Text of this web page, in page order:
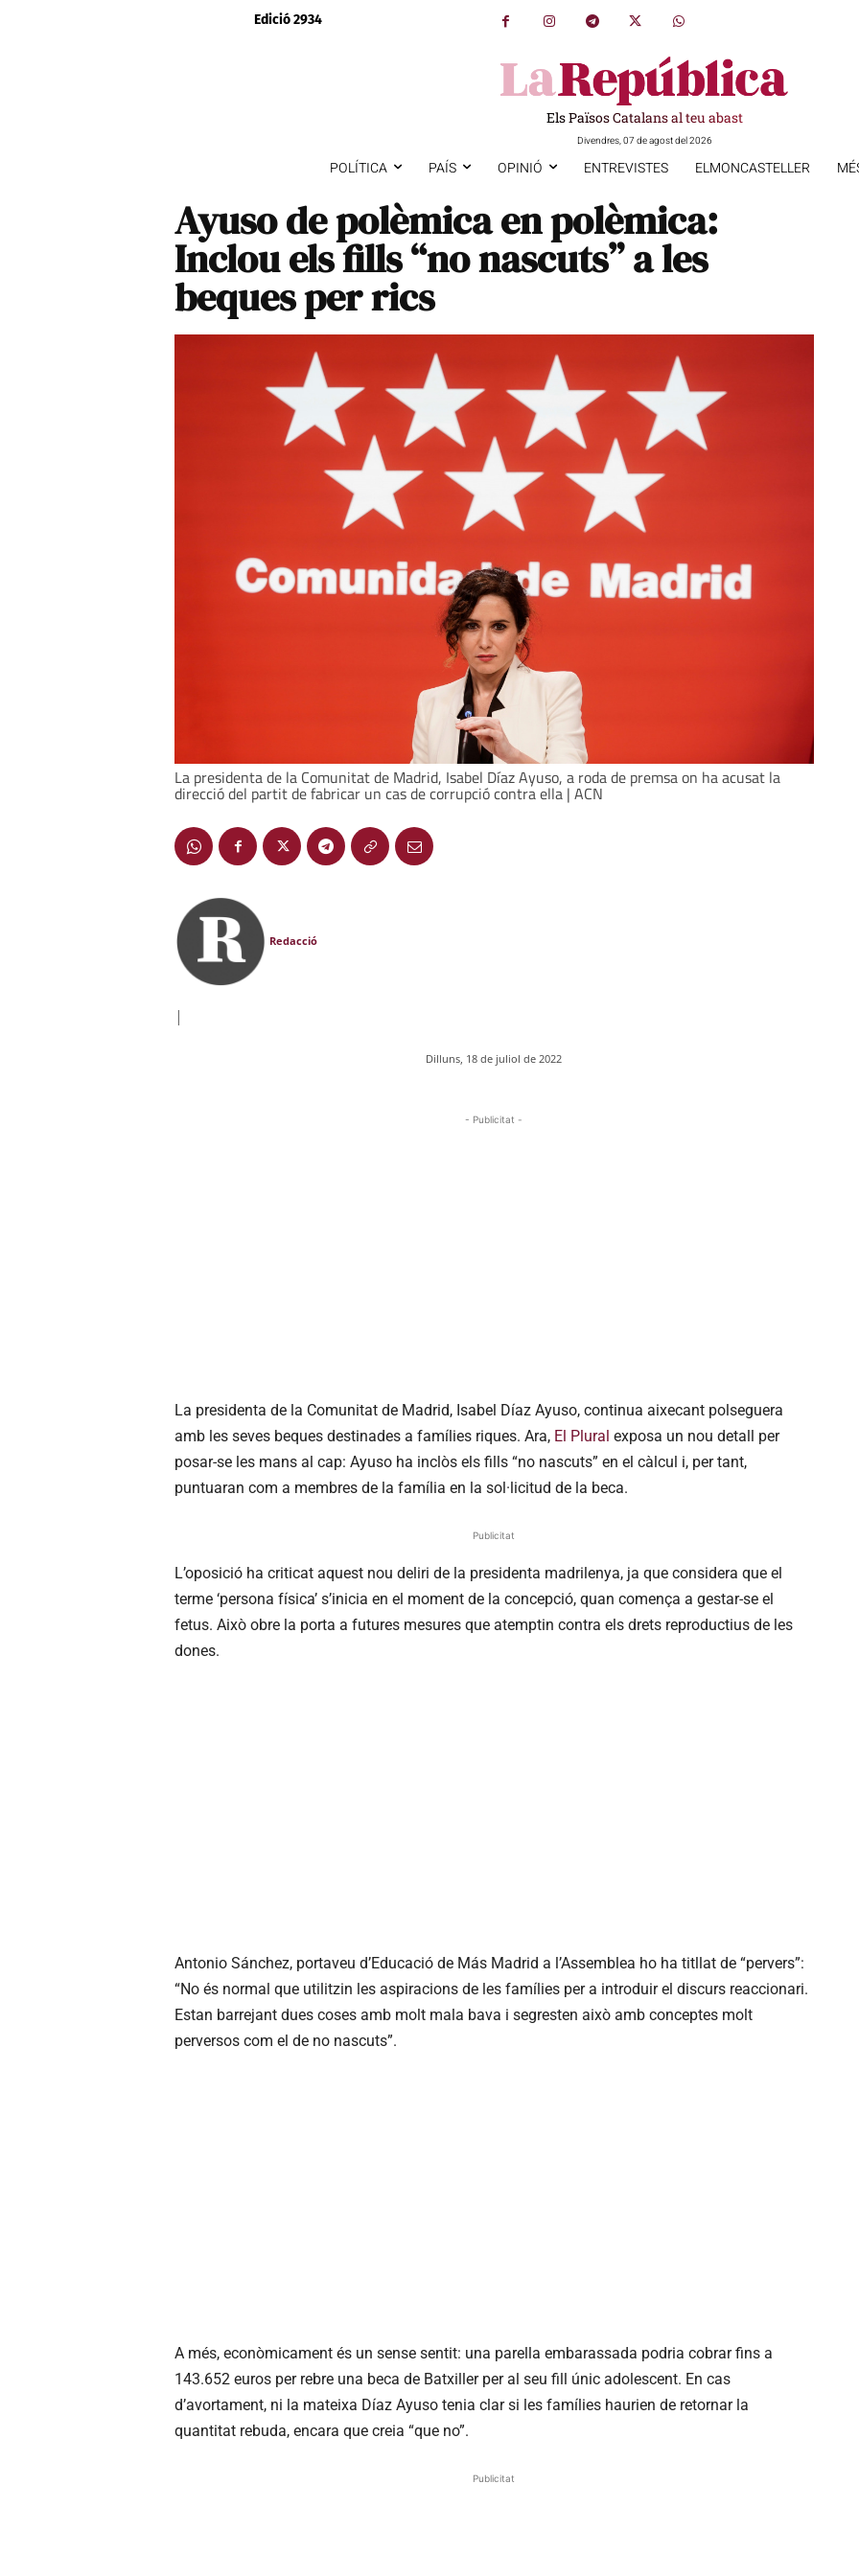
Edició 2934
Els Països Catalans al teu abast
Divendres, 07 de agost del 2026
POLÍTICA PAÍS OPINIÓ ENTREVISTES ELMONCASTELLER
Ayuso de polèmica en polèmica:
Inclou els fills “no nascuts” a les
beques per rics
La presidenta de la Comunitat de Madrid, Isabel Díaz Ayuso, a roda de premsa on ha acusat la
direcció del partit de fabricar un cas de corrupció contra ella | ACN
Redacció
|
Dilluns, 18 de juliol de 2022
- Publicitat -
La presidenta de la Comunitat de Madrid, Isabel Díaz Ayuso, continua aixecant polseguera
amb les seves beques destinades a famílies riques. Ara, El Plural exposa un nou detall per
posar-se les mans al cap: Ayuso ha inclòs els fills “no nascuts” en el càlcul i, per tant,
puntuaran com a membres de la família en la sol·licitud de la beca.
Publicitat
L’oposició ha criticat aquest nou deliri de la presidenta madrilenya, ja que considera que el
terme ‘persona física’ s’inicia en el moment de la concepció, quan comença a gestar-se el
fetus. Això obre la porta a futures mesures que atemptin contra els drets reproductius de les
dones.
Antonio Sánchez, portaveu d’Educació de Más Madrid a l’Assemblea ho ha titllat de “pervers”:
“No és normal que utilitzin les aspiracions de les famílies per a introduir el discurs reaccionari.
Estan barrejant dues coses amb molt mala bava i segresten això amb conceptes molt
perversos com el de no nascuts”.
A més, econòmicament és un sense sentit: una parella embarassada podria cobrar fins a
143.652 euros per rebre una beca de Batxiller per al seu fill únic adolescent. En cas
d’avortament, ni la mateixa Díaz Ayuso tenia clar si les famílies haurien de retornar la
quantitat rebuda, encara que creia “que no”.
Publicitat